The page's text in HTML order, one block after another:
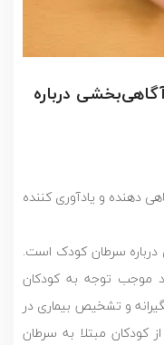
درباره
دهنده و یادآوری کننده
درباره سرطان کودک است.
موجب توجه به کودکان
و تشخیص بیماری در
کودکان مبتلا به سرطان